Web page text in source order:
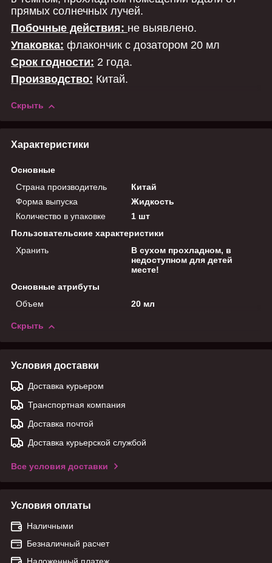
прямых солнечных лучей.
Побочные действия: не выявлено.
Упаковка: флакончик с дозатором 20 мл
Срок годности: 2 года.
Производство: Китай.
Скрыть
Характеристики
Основные
Страна производитель
Китай
Форма выпуска
Жидкость
Количество в упаковке
1 шт
Пользовательские характеристики
Хранить
В сухом прохладном, в
недоступном для детей
месте!
Основные атрибуты
Объем
20 мл
Скрыть
Условия доставки
Доставка курьером
Транспортная компания
Доставка почтой
Доставка курьерской службой
Все условия доставки
Условия оплаты
Наличными
Безналичный расчет